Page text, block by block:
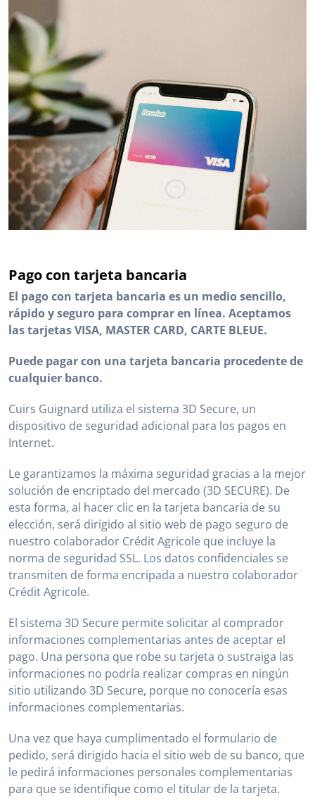
Pago con tarjeta bancaria
El pago con tarjeta bancaria es un medio sencillo,
rápido y seguro para comprar en línea. Aceptamos
las tarjetas VISA, MASTER CARD, CARTE BLEUE.
Puede pagar con una tarjeta bancaria procedente de
cualquier banco.
Cuirs Guignard utiliza el sistema 3D Secure, un
dispositivo de seguridad adicional para los pagos en
Internet.
Le garantizamos la máxima seguridad gracias a la mejor
solución de encriptado del mercado (3D SECURE). De
esta forma, al hacer clic en la tarjeta bancaria de su
elección, será dirigido al sitio web de pago seguro de
nuestro colaborador Crédit Agricole que incluye la
norma de seguridad SSL. Los datos confidenciales se
transmiten de forma encripada a nuestro colaborador
Crédit Agricole.
El sistema 3D Secure permite solicitar al comprador
informaciones complementarias antes de aceptar el
pago. Una persona que robe su tarjeta o sustraiga las
informaciones no podría realizar compras en ningún
sitio utilizando 3D Secure, porque no conocería esas
informaciones complementarias.
Una vez que haya cumplimentado el formulario de
pedido, será dirigido hacia el sitio web de su banco, que
le pedirá informaciones personales complementarias
para que se identifique como el titular de la tarjeta.